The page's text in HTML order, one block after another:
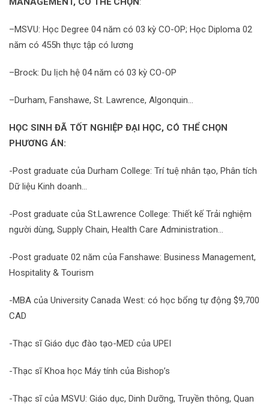
–MSVU: Học Degree 04 năm có 03 kỳ CO-OP; Học Diploma 02
năm có 455h thực tập có lương
–Brock: Du lịch hệ 04 năm có 03 kỳ CO-OP
–Durham, Fanshawe, St. Lawrence, Algonquin…
HỌC SINH ĐÃ TỐT NGHIỆP ĐẠI HỌC, CÓ THỂ CHỌN
PHƯƠNG ÁN:
-Post graduate của Durham College: Trí tuệ nhân tạo, Phân tích
Dữ liệu Kinh doanh…
-Post graduate của St.Lawrence College: Thiết kế Trải nghiệm
người dùng, Supply Chain, Health Care Administration…
-Post graduate 02 năm của Fanshawe: Business Management,
Hospitality & Tourism
-MBA của University Canada West: có học bổng tự động $9,700
CAD
-Thạc sĩ Giáo dục đào tạo-MED của UPEI
-Thạc sĩ Khoa học Máy tính của Bishop’s
-Thạc sĩ của MSVU: Giáo dục, Dinh Dưỡng, Truyền thông, Quan